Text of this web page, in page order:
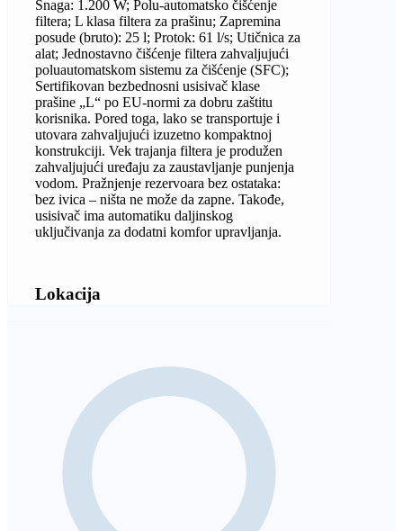
Snaga: 1.200 W; Polu-automatsko čišćenje
filtera; L klasa filtera za prašinu; Zapremina
posude (bruto): 25 l; Protok: 61 l/s; Utičnica za
alat; Jednostavno čišćenje filtera zahvaljujući
poluautomatskom sistemu za čišćenje (SFC);
Sertifikovan bezbednosni usisivač klase
prašine „L“ po EU-normi za dobru zaštitu
korisnika. Pored toga, lako se transportuje i
utovara zahvaljujući izuzetno kompaktnoj
konstrukciji. Vek trajanja filtera je produžen
zahvaljujući uređaju za zaustavljanje punjenja
vodom. Pražnjenje rezervoara bez ostataka:
bez ivica – ništa ne može da zapne. Takođe,
usisivač ima automatiku daljinskog
uključivanja za dodatni komfor upravljanja.
Lokacija